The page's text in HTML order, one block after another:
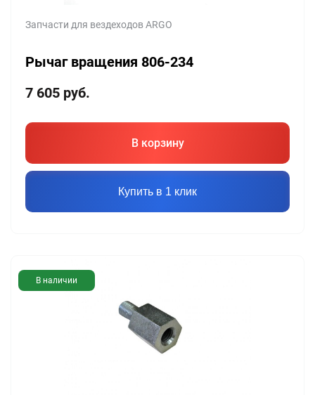
Запчасти для вездеходов ARGO
Рычаг вращения 806-234
7 605 руб.
В корзину
Купить в 1 клик
В наличии